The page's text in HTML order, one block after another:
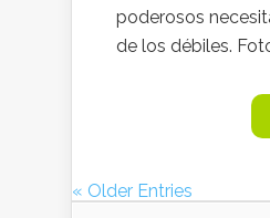
poderosos
de los débiles.
« Older Entries